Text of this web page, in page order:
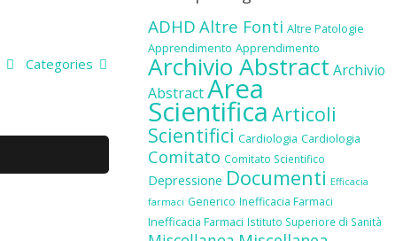
Categories
ADHD Altre Fonti Altre Patologie
Apprendimento Apprendimento
Archivio Abstract Archivio
AbstractArea
Scientifica Articoli
Scientifici Cardiologia Cardiologia
Comitato Comitato Scientifico
Depressione Documenti Efficacia
farmaci Generico Inefficacia Farmaci
Inefficacia Farmaci Istituto Superiore di Sanità